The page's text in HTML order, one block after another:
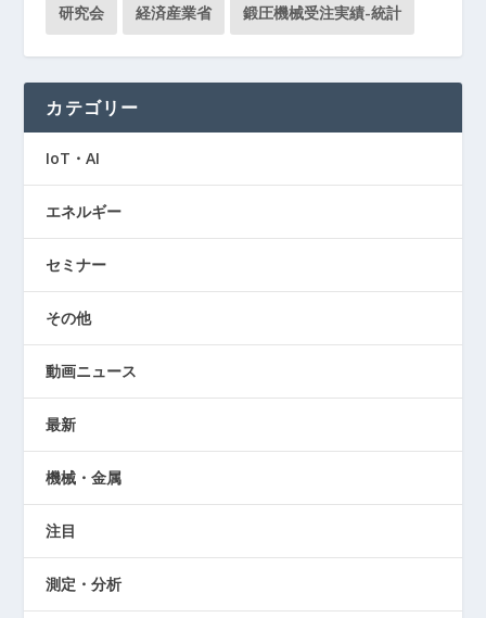
研究会 経済産業省 鍛圧機械受注実績-統計
カテゴリー
IoT・AI
エネルギー
セミナー
その他
動画ニュース
最新
機械・金属
注目
測定・分析